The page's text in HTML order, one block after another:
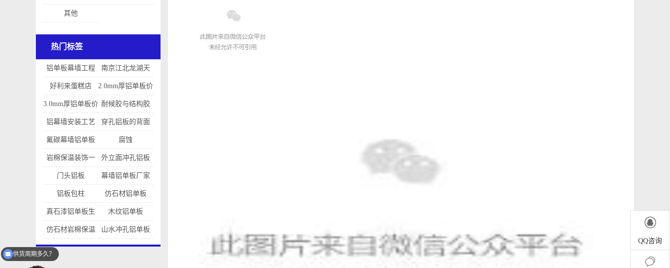
其他
热门标签
铝单板幕墙工程
的造价
南京江北龙湖天
街
好利来蛋糕店 2.0mm厚铝单板价
格是多少
3.0mm厚铝单板价
格
耐候胶与结构胶
的区别
铝幕墙安装工艺 穿孔铝板的背面
灯光施工方法
氟碳幕墙铝单板 腐蚀
岩棉保温装饰一
体铝板
外立面冲孔铝板
幕墙
门头铝板 幕墙铝单板厂家
铝板包柱 仿石材铝单板
真石漆铝单板生
产厂家
木纹铝单板
仿石材岩棉保温
一体铝板
山水冲孔铝单板

QQ咨询

供货周期多久？
工厂年产能多少？